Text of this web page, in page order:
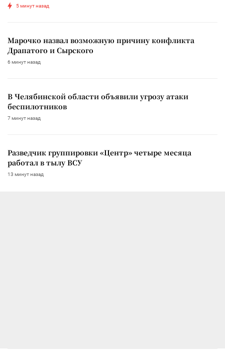
5 минут назад
Марочко назвал возможную причину конфликта
Драпатого и Сырского
6 минут назад
В Челябинской области объявили угрозу атаки
беспилотников
7 минут назад
Разведчик группировки «Центр» четыре месяца
работал в тылу ВСУ
13 минут назад